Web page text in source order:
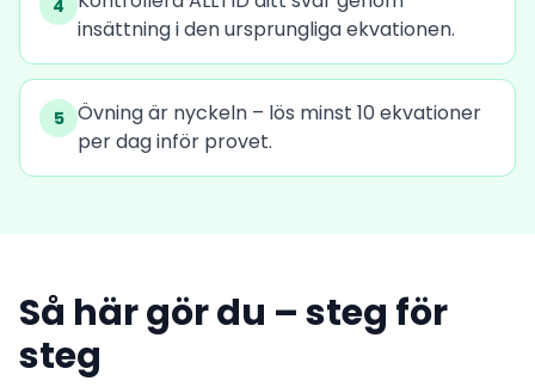
4
insättning i den ursprungliga ekvationen.
5 Övning är nyckeln – lös minst 10 ekvationer
per dag inför provet.
Så här gör du – steg för
steg